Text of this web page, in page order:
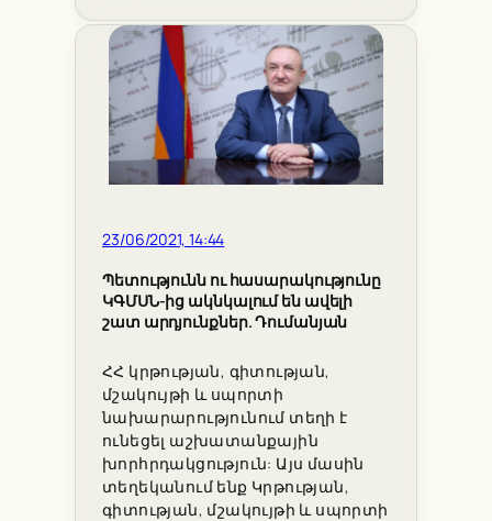
23/06/2021, 14:44
Պետությունն ու հասարակությունը
ԿԳՄՍՆ-ից ակնկալում են ավելի
շատ արդյունքներ. Դումանյան
ՀՀ կրթության, գիտության,
մշակույթի և սպորտի
նախարարությունում տեղի է
ունեցել աշխատանքային
խորհրդակցություն: Այս մասին
տեղեկանում ենք Կրթության,
գիտության, մշակույթի և սպորտի